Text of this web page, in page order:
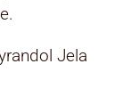
Jela